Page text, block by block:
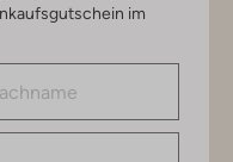
im